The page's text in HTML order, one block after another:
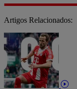
Artigos Relacionados: